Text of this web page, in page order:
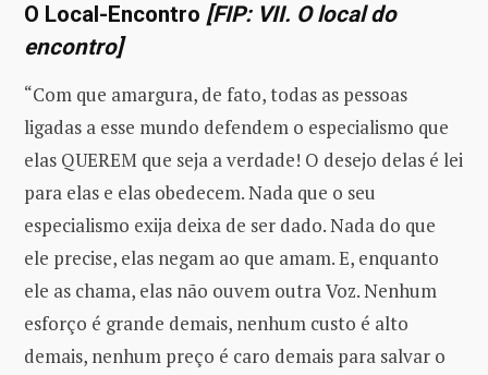
O Local-Encontro [FIP: VII. O local do
encontro]
“Com que amargura, de fato, todas as pessoas
ligadas a esse mundo defendem o especialismo que
elas QUEREM que seja a verdade! O desejo delas é lei
para elas e elas obedecem. Nada que o seu
especialismo exija deixa de ser dado. Nada do que
ele precise, elas negam ao que amam. E, enquanto
ele as chama, elas não ouvem outra Voz. Nenhum
esforço é grande demais, nenhum custo é alto
demais, nenhum preço é caro demais para salvar o